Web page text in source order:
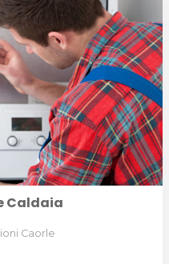
Caldaia
Caorle